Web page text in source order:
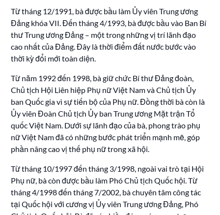
Từ tháng 12/1991, bà được bầu làm Ủy viên Trung ương
Đảng khóa VII. Đến tháng 4/1993, bà được bầu vào Ban Bí
thư Trung ương Đảng – một trong những vị trí lãnh đạo
cao nhất của Đảng. Đây là thời điểm đất nước bước vào
thời kỳ đổi mới toàn diện.
Từ năm 1992 đến 1998, bà giữ chức Bí thư Đảng đoàn,
Chủ tịch Hội Liên hiệp Phụ nữ Việt Nam và Chủ tịch Ủy
ban Quốc gia vì sự tiến bộ của Phụ nữ. Đồng thời bà còn là
Ủy viên Đoàn Chủ tịch Ủy ban Trung ương Mặt trận Tổ
quốc Việt Nam. Dưới sự lãnh đạo của bà, phong trào phụ
nữ Việt Nam đã có những bước phát triển mạnh mẽ, góp
phần nâng cao vị thế phụ nữ trong xã hội.
Từ tháng 10/1997 đến tháng 3/1998, ngoài vai trò tại Hội
Phụ nữ, bà còn được bầu làm Phó Chủ tịch Quốc hội. Từ
tháng 4/1998 đến tháng 7/2002, bà chuyên tâm công tác
tại Quốc hội với cương vị Ủy viên Trung ương Đảng, Phó